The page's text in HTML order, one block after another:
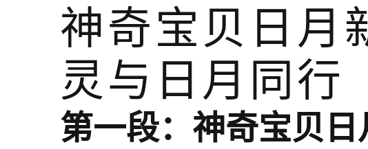
神奇宝贝日月
灵与日月同行
第一段：神奇宝贝